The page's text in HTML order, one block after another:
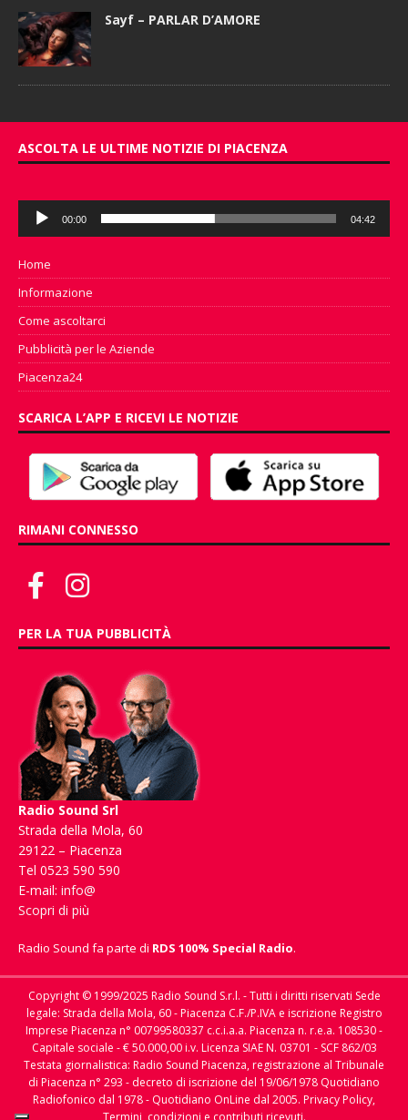
Sayf – PARLAR D’AMORE
ASCOLTA LE ULTIME NOTIZIE DI PIACENZA
Audio
Player
00:00 04:42
Home
Informazione
Come ascoltarci
Pubblicità per le Aziende
Piacenza24
SCARICA L’APP E RICEVI LE NOTIZIE
RIMANI CONNESSO
PER LA TUA PUBBLICITÀ
Radio Sound Srl
Strada della Mola, 60
29122 – Piacenza
Tel 0523 590 590
E-mail: info@
Scopri di più
Radio Sound fa parte di RDS 100% Special Radio.
Copyright © 1999/2025 Radio Sound S.r.l. - Tutti i diritti riservati Sede
legale: Strada della Mola, 60 - Piacenza C.F./P.IVA e iscrizione Registro
Imprese Piacenza n° 00799580337 c.c.i.a.a. Piacenza n. r.e.a. 108530 -
Capitale sociale - € 50.000,00 i.v. Licenza SIAE N. 03701 - SCF 862/03
Testata giornalistica: Radio Sound Piacenza, registrazione al Tribunale
di Piacenza n° 293 - decreto di iscrizione del 19/06/1978 Quotidiano
Radiofonico dal 1978 - Quotidiano OnLine dal 2005. Privacy Policy,
Termini, condizioni e contributi ricevuti.